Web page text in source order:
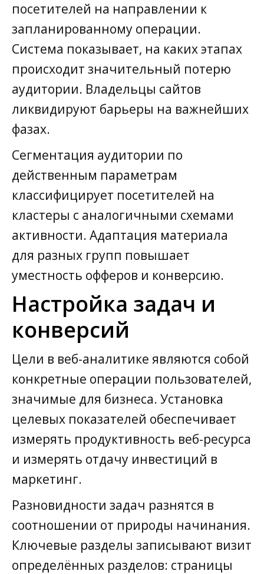
посетителей на направлении к
запланированному операции.
Система показывает, на каких этапах
происходит значительный потерю
аудитории. Владельцы сайтов
ликвидируют барьеры на важнейших
фазах.
Сегментация аудитории по
действенным параметрам
классифицирует посетителей на
кластеры с аналогичными схемами
активности. Адаптация материала
для разных групп повышает
уместность офферов и конверсию.
Настройка задач и
конверсий
Цели в веб-аналитике являются собой
конкретные операции пользователей,
значимые для бизнеса. Установка
целевых показателей обеспечивает
измерять продуктивность веб-ресурса
и измерять отдачу инвестиций в
маркетинг.
Разновидности задач разнятся в
соотношении от природы начинания.
Ключевые разделы записывают визит
определённых разделов: страницы